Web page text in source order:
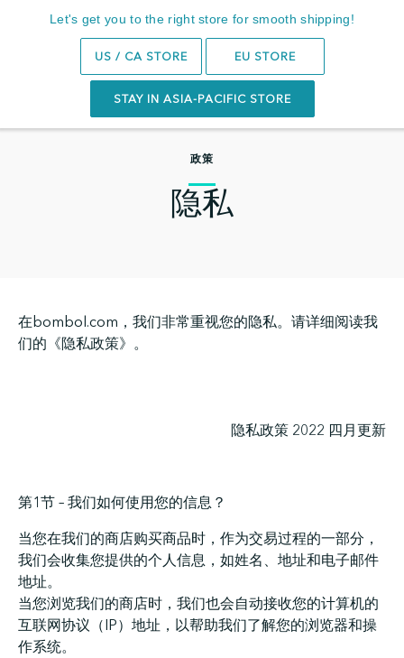
Let's get you to the right store for smooth shipping!
US / CA STORE EU STORE
STAY IN ASIA-PACIFIC STORE
Search
政策
隐私
在bombol.com，我们非常重视您的隐私。请详细阅读我
们的《隐私政策》。
隐私政策 2022 四月更新
第1节 – 我们如何使用您的信息？
当您在我们的商店购买商品时，作为交易过程的一部分，
我们会收集您提供的个人信息，如姓名、地址和电子邮件
地址。
当您浏览我们的商店时，我们也会自动接收您的计算机的
互联网协议（IP）地址，以帮助我们了解您的浏览器和操
作系统。